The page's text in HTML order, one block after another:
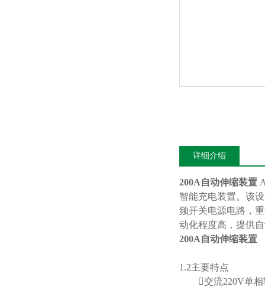
详细介绍
200A自动伸缩装置
智能充电装置。该
频开关电源电路，
动化程度高，提供
200A自动伸缩装置
1.2主要特点
交流220V单相